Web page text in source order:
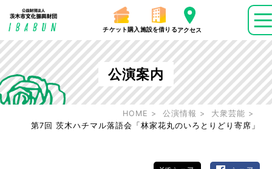
チケット購入 施設を借りるアクセス
公演案内
HOME 公演情報
大衆芸能
第7回 茨木ハチマル落語会「林家花丸のいろとりどり寄席」